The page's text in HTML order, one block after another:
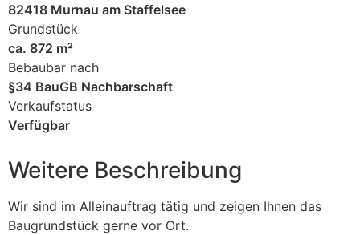
82418 Murnau am Staffelsee
Grundstück
ca. 872 m²
Bebaubar nach
§34 BauGB Nachbarschaft
Verkaufstatus
Verfügbar
Weitere Beschreibung
Wir sind im Alleinauftrag tätig und zeigen Ihnen das
Baugrundstück gerne vor Ort.